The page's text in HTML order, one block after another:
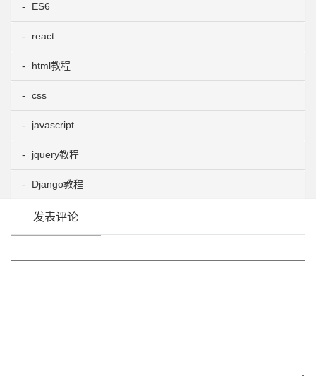
ES6
react
html教程
css
javascript
jquery教程
Django教程
发表评论